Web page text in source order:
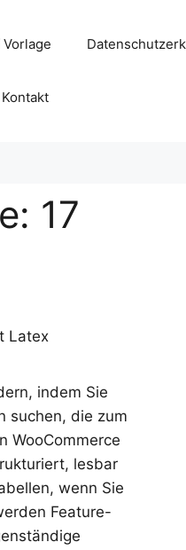
Kontakt
17
indem Sie
suchen, die zum
WooCommerce
lesbar
wenn Sie
Feature-